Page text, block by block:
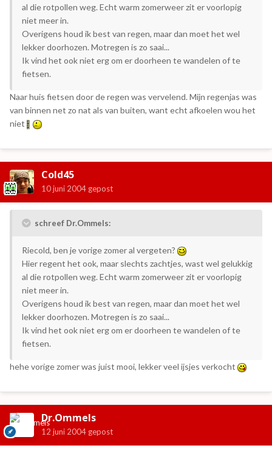
al die rotpollen weg. Echt warm zomerweer zit er voorlopig
niet meer in.
Overigens houd ik best van regen, maar dan moet het wel
lekker doorhozen. Motregen is zo saai...
Ik vind het ook niet erg om er doorheen te wandelen of te
fietsen.
Naar huis fietsen door de regen was vervelend. Mijn regenjas was
van binnen net zo nat als van buiten, want echt afkoelen wou het
niet
Cold45
10 juni 2004 gepost
schreef Dr.Ommels:
Riecold, ben je vorige zomer al vergeten?
Hier regent het ook, maar slechts zachtjes, wast wel gelukkig
al die rotpollen weg. Echt warm zomerweer zit er voorlopig
niet meer in.
Overigens houd ik best van regen, maar dan moet het wel
lekker doorhozen. Motregen is zo saai...
Ik vind het ook niet erg om er doorheen te wandelen of te
fietsen.
hehe vorige zomer was juist mooi, lekker veel ijsjes verkocht
Dr.Ommels
12 juni 2004 gepost